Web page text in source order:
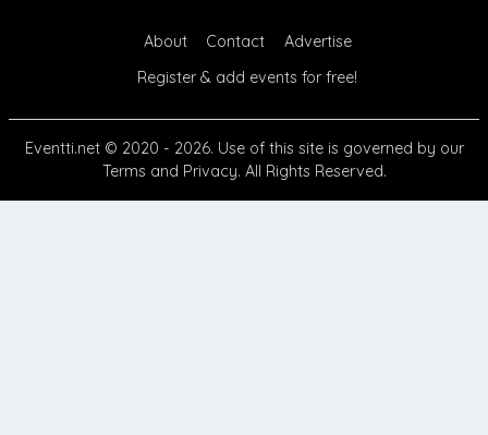
About Contact
Advertise
Register & add events for free!
Eventti.net© 2020 - 2026. Use of this site is governed by our
Terms and Privacy. All Rights Reserved.